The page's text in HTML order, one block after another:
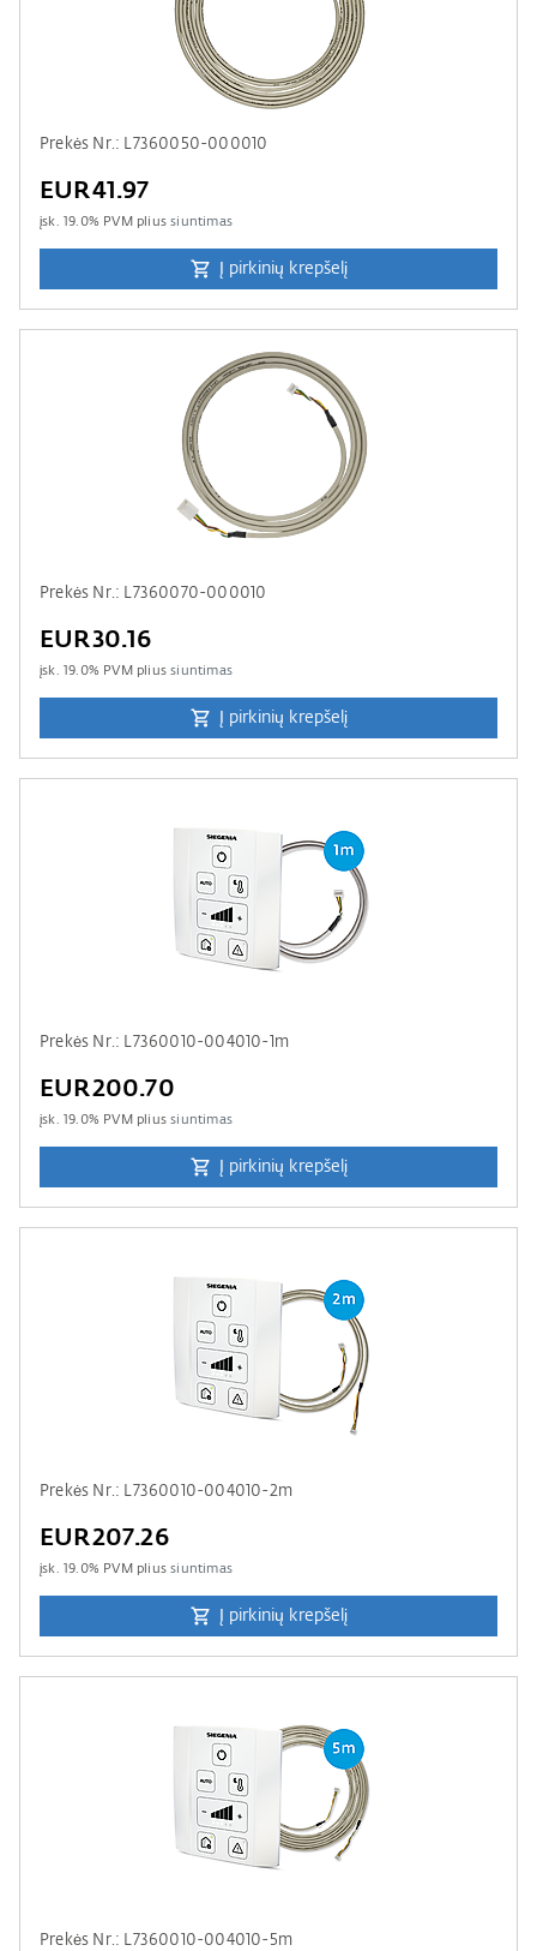
Prekės Nr.: L7360050-000010
EUR41.97
įsk. 19.0% PVM pliussiuntimas
Į pirkinių krepšelį
Prekės Nr.: L7360070-000010
EUR30.16
įsk. 19.0% PVM pliussiuntimas
Į pirkinių krepšelį
Prekės Nr.: L7360010-004010-1m
EUR200.70
įsk. 19.0% PVM pliussiuntimas
Į pirkinių krepšelį
Prekės Nr.: L7360010-004010-2m
EUR207.26
įsk. 19.0% PVM pliussiuntimas
Į pirkinių krepšelį
Prekės Nr.: L7360010-004010-5m